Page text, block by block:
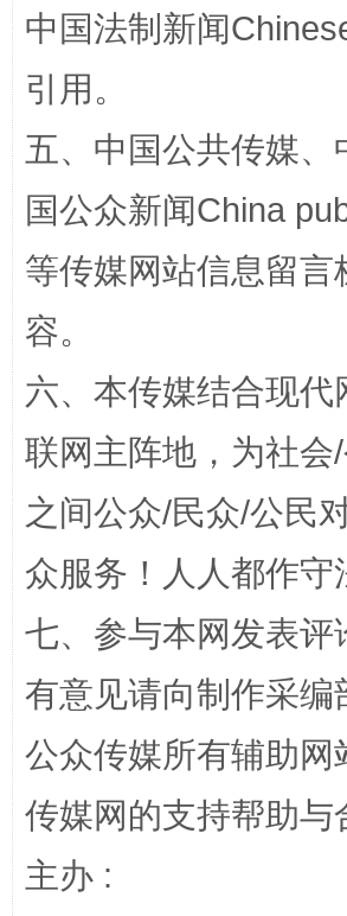
公平竞争审查“十大案例”出炉！
东山县通报“牛蛙产品抗生素超标问题”
千年窑火 生生不息
中国法制新闻
引用。
五、中国公共传媒
国公众新闻China
等传媒网站信息留
容。
六、本传媒结合现
联网主阵地，为社
之间公众/民众/公民
众服务！人人都作守
七、参与本网发表
有意见请向制作采
公众传媒所有辅助
传媒网的支持帮助
主办 :